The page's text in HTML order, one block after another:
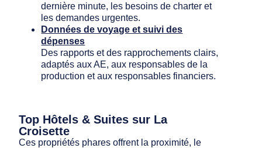
dernière minute, les besoins de charter et
les demandes urgentes.
Données de voyage et suivi des
dépenses
Des rapports et des rapprochements clairs,
adaptés aux AE, aux responsables de la
production et aux responsables financiers.
Top Hôtels & Suites sur La
Croisette
Ces propriétés phares offrent la proximité, le